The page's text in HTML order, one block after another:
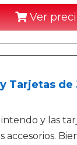
Ver
Tarjetas de
y las
accesorios.